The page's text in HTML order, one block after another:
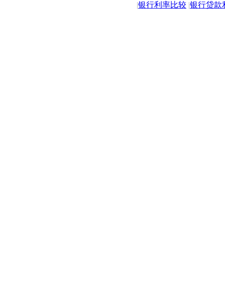
|银行利率比较 |银行贷款